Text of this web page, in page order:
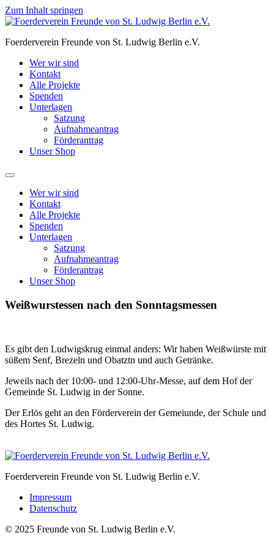
Zum Inhalt springen
Foerderverein Freunde von St. Ludwig Berlin e.V.
Wer wir sind
Kontakt
Alle Projekte
Spenden
Unterlagen
Satzung
Aufnahmeantrag
Förderantrag
Unser Shop
Wer wir sind
Kontakt
Alle Projekte
Spenden
Unterlagen
Satzung
Aufnahmeantrag
Förderantrag
Unser Shop
Weißwurstessen nach den Sonntagsmessen
Es gibt den Ludwigskrug einmal anders: Wir haben Weißwürste mit
süßem Senf, Brezeln und Obatztn und auch Getränke.
Jeweils nach der 10:00- und 12:00-Uhr-Messe, auf dem Hof der
Gemeinde St. Ludwig in der Sonne.
Der Erlös geht an den Förderverein der Gemeiunde, der Schule und
des Hortes St. Ludwig.
Foerderverein Freunde von St. Ludwig Berlin e.V.
Impressum
Datenschutz
© 2025 Freunde von St. Ludwig Berlin e.V.